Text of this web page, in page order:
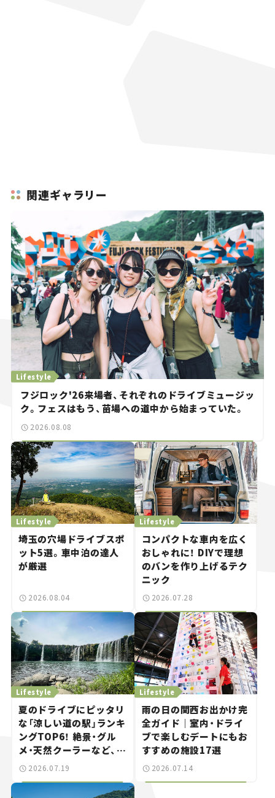
関連ギャラリー
Lifestyle
フジロック'26来場者、それぞれのドライブミュージッ
ク。フェスはもう、苗場への道中から始まっていた。
2026.08.08
Lifestyle
埼玉の穴場ドライブスポ
ット5選。車中泊の達人
が厳選
2026.08.04
Lifestyle
コンパクトな車内を広く
おしゃれに！ DIYで理想
のバンを作り上げるテク
ニック
2026.07.28
Lifestyle
夏のドライブにピッタリ
な「涼しい道の駅」ランキ
ングTOP6！ 絶景・グル
メ・天然クーラーなど、避
暑におすすめのスポット
推し駅ガイド】vol.15
2026.07.19
Lifestyle
雨の日の関西お出かけ完
全ガイド｜室内・ドライ
ブで楽しむデートにもお
すすめの施設17選
2026.07.14